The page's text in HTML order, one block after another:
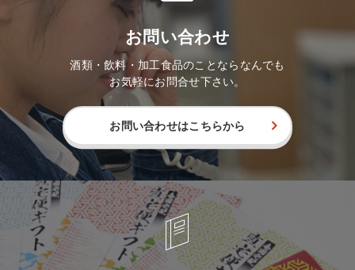
お問い合わせ
酒類・飲料・加工食品のことならなんでも
お気軽にお問合せ下さい。
お問い合わせはこちらから